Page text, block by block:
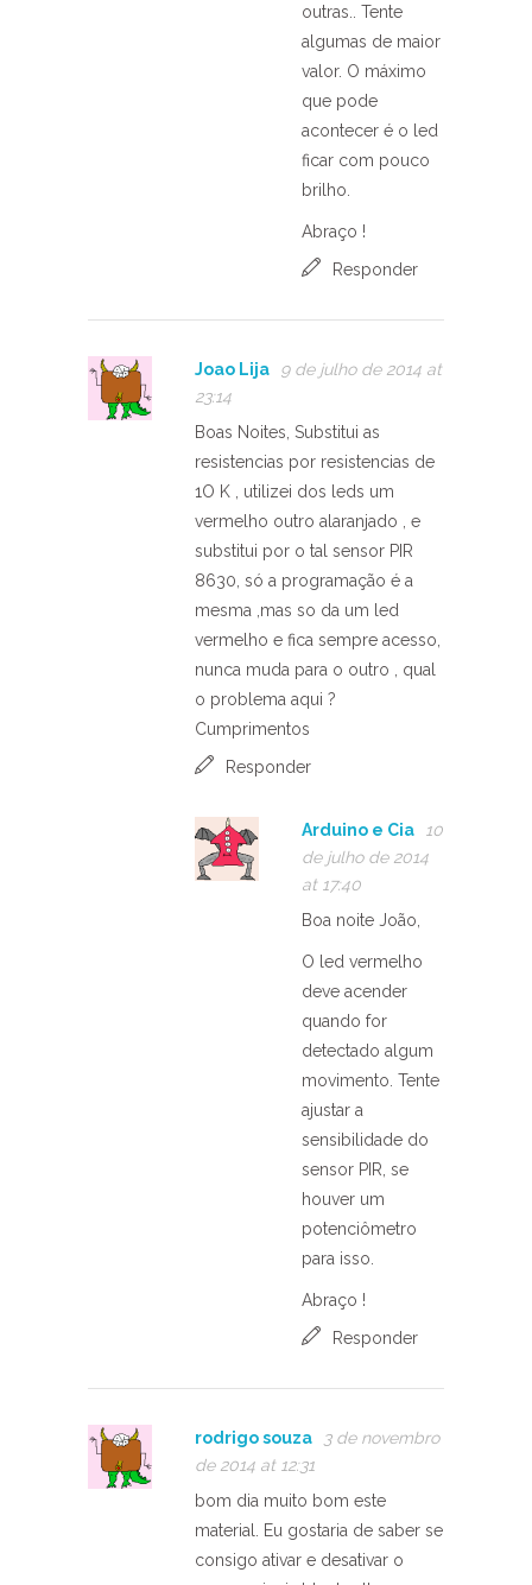
outras.. Tente
algumas de maior
valor. O máximo
que pode
acontecer é o led
ficar com pouco
brilho.
Abraço !
Responder
Joao Lija
9 de julho de 2014 at
23:14
Boas Noites, Substitui as
resistencias por resistencias de
1O K , utilizei dos leds um
vermelho outro alaranjado , e
substitui por o tal sensor PIR
8630, só a programação é a
mesma ,mas so da um led
vermelho e fica sempre acesso,
nunca muda para o outro , qual
o problema aqui ?
Cumprimentos
Responder
Arduino e Cia
10
de julho de 2014
at 17:40
Boa noite João,
O led vermelho
deve acender
quando for
detectado algum
movimento. Tente
ajustar a
sensibilidade do
sensor PIR, se
houver um
potenciômetro
para isso.
Abraço !
Responder
rodrigo souza
3 de novembro
de 2014 at 12:31
bom dia muito bom este
material. Eu gostaria de saber se
consigo ativar e desativar o